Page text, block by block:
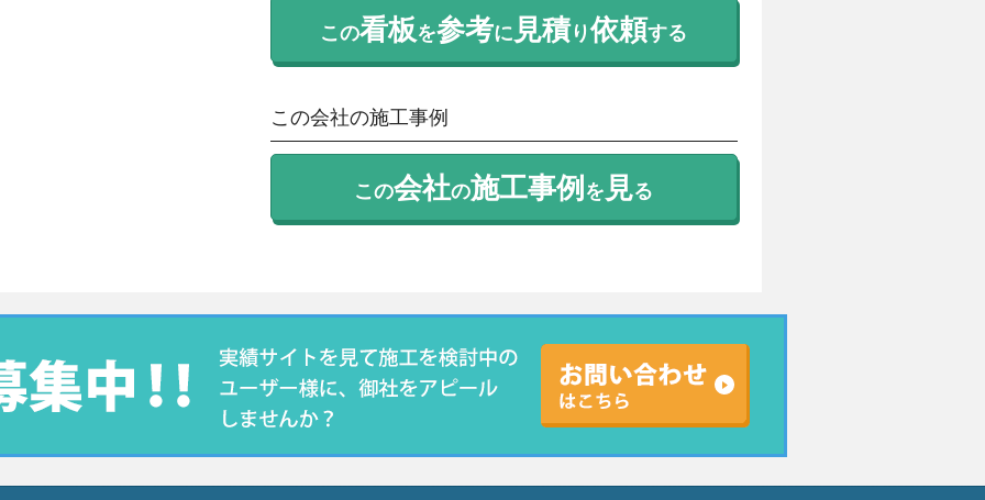
この看板を参考に 見積り依頼する
この会社の施工事例
この会社の施工事例を 見る